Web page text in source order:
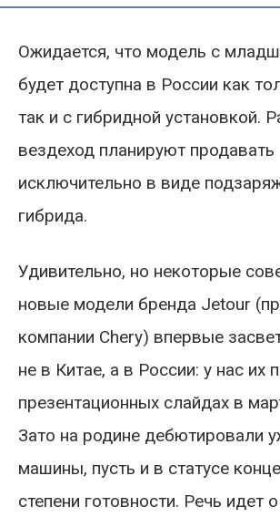
Ожидается, что модель с
будет доступна в России как
так и с гибридной установкой.
вездеход планируют продавать
исключительно в виде
гибрида.
Удивительно, но некоторые
новые модели бренда Jetour
компании Chery) впервые
не в Китае, а в России: у нас их
презентационных слайдах в
Зато на родине дебютировали
машины, пусть и в статусе
степени готовности. Речь идет